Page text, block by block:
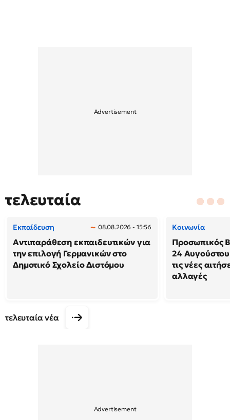
τελευταία
Εκπαίδευση 08.08.2026 - 15:56
Αντιπαράθεση εκπαιδευτικών για
την επιλογή Γερμανικών στο
Δημοτικό Σχολείο Διστόμου
Κοινωνία
Προσωπικός
24
τις νέες
αλλαγές
τελευταία νέα